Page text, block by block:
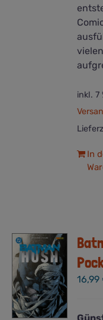
inkl. 7
In
16,99